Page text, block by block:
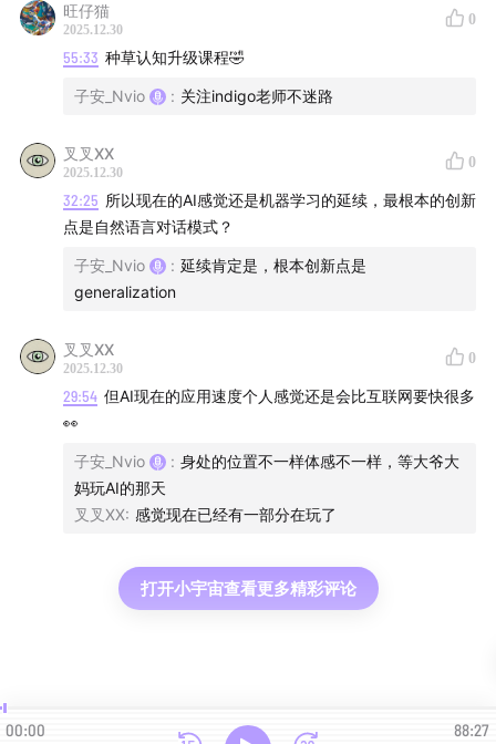
1:15:14没有理智决策，都是身体决策
1:17:58
- 本集提及 -
《智能简史》 / 《A Brief History of Intelligence: Why
the Evolution of the Brain Holds the Key to the Future
of AI》 by Max Bennett
Google DeepMind: the Podcast:
The Future of Intelligence | Demis Hassabis
Dwarkesh Podcast:
Ilya Sutskever-We're moving from the age of
Richard Sutton-Father of RL thinks LLMs are a
旺仔猫
2025.12.30
0
55:33 种草认知升级课程🤣
子安_Nvio : 关注indigo老师不迷路
叉叉XX
2025.12.30
0
32:25 所以现在的AI感觉还是机器学习的延续，最根本的创新
点是自然语言对话模式？
子安_Nvio : 延续肯定是，根本创新点是
generalization
叉叉XX
2025.12.30
0
29:54 但AI现在的应用速度个人感觉还是会比互联网要快很多
👀
子安_Nvio : 身处的位置不一样体感不一样，等大爷大
妈玩AI的那天
叉叉XX: 感觉现在已经有一部分在玩了
打开小宇宙查看更多精彩评论
00:00 88:27